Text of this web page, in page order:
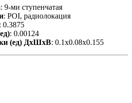
: 9-ми ступенчатая
: POI, радиолокация
: 0.3875
: 0.00124
(ед) ДхШхВ: 0.1x0.08x0.155